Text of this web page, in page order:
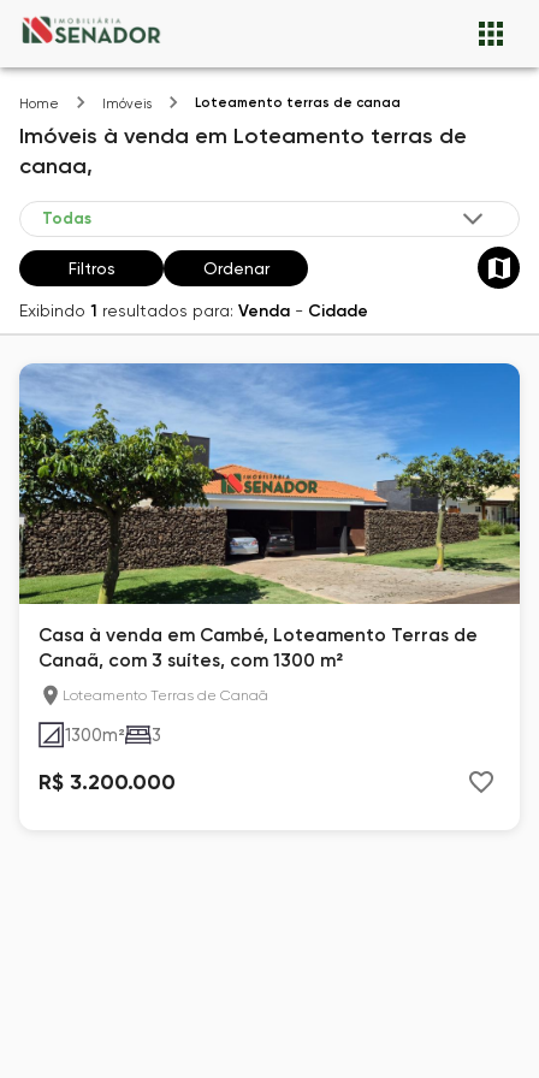
Home Imóveis Loteamento terras de canaa
Imóveis à venda em Loteamento terras de
canaa,
Filtros Ordenar
Exibindo 1 resultados para: Venda - Cidade
Casa à venda em Cambé, Loteamento Terras de
Canaã, com 3 suítes, com 1300 m²
Loteamento Terras de Canaã
1300m² 3
R$ 3.200.000